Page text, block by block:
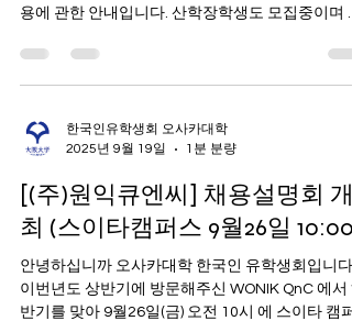
(~10.12(일))
안녕하십니까. 오사카대학 한국인 유학생회 입니
원은 10/12(일) 23:00 마감 입니다. 자세한 내용은
래의 내용을 참고해 주시길 바랍니다. 오사카대학
2025년 Global Talent Recruitment (~10.12(일)) ■
Benefit(산학장학생) - 매월 장학금 지급 (최대 2년) -
논문연구 지원비 지급 (1회) - 선발축하선물 지급 - 이
주비 지원 ■ 모집직무 고기능성 신소재 개발, 친환
공정, 고분자 가공, 차세대 고효율 중합 공정기술 개
발 ■ 지원서 접수 - 접수기간 : 2025.09.22(월) -
한국인유학생회 오사카대학
2025년 9월 19일
1분 분량
[(주)원익큐엔씨] 채용설명회 개
최 (스이타캠퍼스 9월26일 10:00)